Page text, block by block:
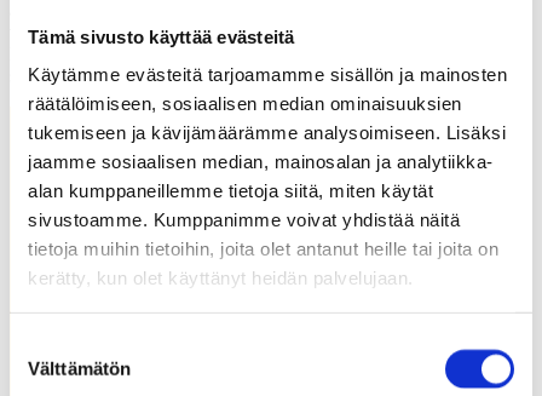
Tämä sivusto käyttää evästeitä
Käytämme evästeitä tarjoamamme sisällön ja mainosten
räätälöimiseen, sosiaalisen median ominaisuuksien
tukemiseen ja kävijämäärämme analysoimiseen. Lisäksi
jaamme sosiaalisen median, mainosalan ja analytiikka-
alan kumppaneillemme tietoja siitä, miten käytät
sivustoamme. Kumppanimme voivat yhdistää näitä
tietoja muihin tietoihin, joita olet antanut heille tai joita on
kerätty, kun olet käyttänyt heidän palvelujaan.
valinta
Välttämätön
viimeinen päivä. Päätökset tehdään ja julkaistaan joulukuussa.
Kaikki hakijat saavat tiedon apurahapäätöksestään myös
sähköpostitse.